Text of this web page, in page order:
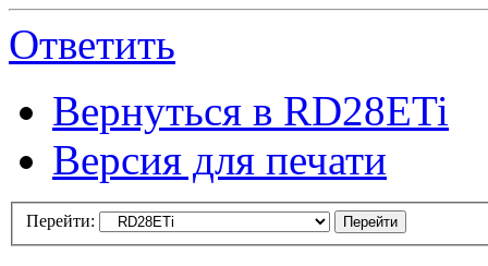
Ответить
Вернуться в RD28ETi
Версия для печати
Перейти: